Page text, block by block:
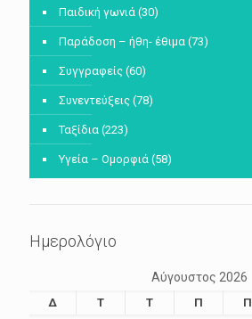
Παιδική γωνιά (30)
Παράδοση – ήθη- έθιμα (73)
Συγγραφείς (60)
Συνεντεύξεις (78)
Ταξίδια (223)
Υγεία – Ομορφιά (58)
Ημερολόγιο
Αύγουστος 2026
Δ Τ Τ Π Π